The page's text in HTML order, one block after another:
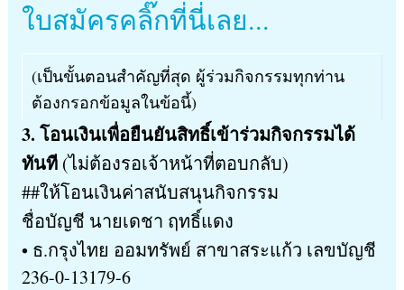
ใบสมัครคลิ๊กที่นี่เลย...
(เป็นขั้นตอนสำคัญที่สุด ผู้ร่วมกิจกรรมทุกท่าน
ต้องกรอกข้อมูลในข้อนี้)
3. โอนเงินเพื่อยืนยันสิทธิ์เข้าร่วมกิจกรรมได้
ทันที(ไม่ต้องรอเจ้าหน้าที่ตอบกลับ)
##ให้โอนเงินค่าสนับสนุนกิจกรรม
ชื่อบัญชี นายเดชา ฤทธิ์แดง
• ธ.กรุงไทย ออมทรัพย์ สาขาสระแก้ว เลขบัญชี
236-0-13179-6